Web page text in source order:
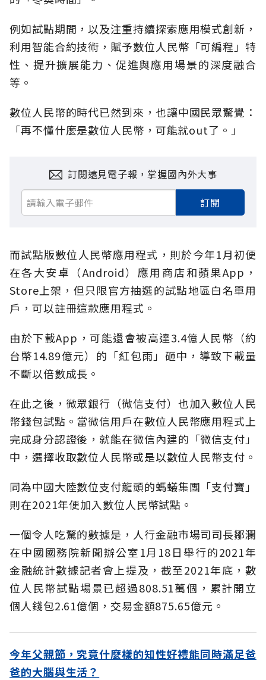
例如試點期間，以及注重持續探索應用模式創新，
利用智能合約技術，賦予數位人民幣「可編程」特
性、提升擴展能力、促進與應用場景的深度融合
等。
數位人民幣的時代已然到來，也讓中國民眾驚覺：
「再不懂什麼是數位人民幣，可能就out了。」
訂閱遠見電子報，掌握國內外大事
訂閱
而試點版數位人民幣應用程式，則於今年1月初便
在各大安卓（Android）應用商店和蘋果App，
Store上架，但只限官方抽選的試點地區白名單用
戶，可以註冊這款應用程式。
由於下載App，可能還會被高達3.4億人民幣（約
台幣14.89億元）的「紅包雨」砸中，導致下載量
不斷以倍數成長。
在此之後，微眾銀行（微信支付）也加入數位人民
幣錢包試點。當微信用戶在數位人民幣應用程式上
完成身分認證後，就能在微信內建的「微信支付」
中，選擇收取數位人民幣或是以數位人民幣支付。
同為中國大陸數位支付龍頭的螞蟻集團「支付寶」
則在2021年便加入數位人民幣試點。
一個令人吃驚的數據是，人行金融市場司司長鄒瀾
在中國國務院新聞辦公室1月18日舉行的2021年
金融統計數據記者會上提及，截至2021年底，數
位人民幣試點場景已超過808.51萬個，累計開立
個人錢包2.61億個，交易金額875.65億元。
今年父親節，究竟什麼樣的知性好禮能同時滿足爸
爸的大腦與生活？